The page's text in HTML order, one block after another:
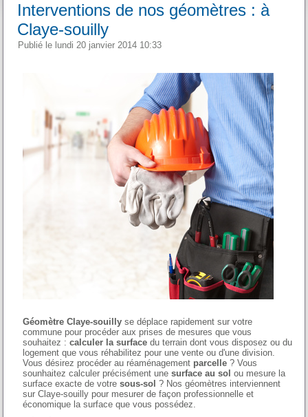
Interventions de nos géomètres : à
Claye-souilly
Publié le lundi 20 janvier 2014 10:33
Géomètre Claye-souilly se déplace rapidement sur votre
commune pour procéder aux prises de mesures que vous
souhaitez :calculer la surface du terrain dont vous disposez ou du
logement que vous réhabilitez pour une vente ou d'une division.
Vous désirez procéder au réaménagement parcelle ? Vous
sounhaitez calculer précisément unesurface au sol ou mesure la
surface exacte de votresous-sol ? Nos géomètres interviennent
sur Claye-souilly pour mesurer de façon professionnelle et
économique la surface que vous possédez.